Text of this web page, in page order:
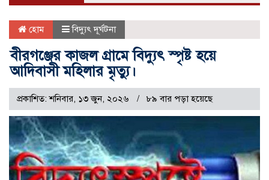
হোম বিদ্যুৎ দূর্ঘটনা
বীরগঞ্জের কাজল গ্রামে বিদ্যুৎ স্পৃষ্ট হয়ে
আদিবাসী মহিলার মৃত্যু।
প্রকাশিত: শনিবার, ১৩ জুন, ২০২৬ ৮৯ বার পড়া হয়েছে